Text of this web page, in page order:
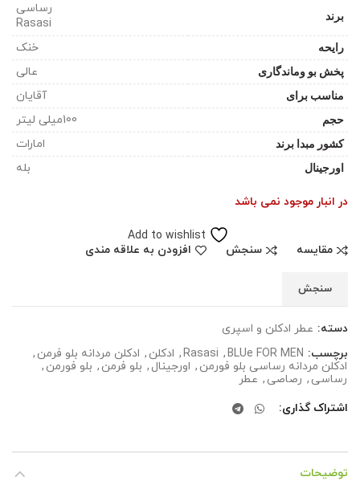
برند
رساسی
Rasasi
رایحه خنک
پخش بو وماندگاری عالی
مناسب برای آقایان
حجم 100میلی لیتر
کشور مبدا برند امارات
اورجینال بله
در انبار موجود نمی باشد
Add to wishlist
مقایسه
سنجش افزودن به علاقه مندی
سنجش
دسته: عطر ادکلن و اسپری
برچسب: BLUe FOR MEN
,
Rasasi
, ادکلن , ادکلن مردانه بلو فرمن ,
ادکلن مردانه رساسی بلو فورمن , اورجینال , بلو فرمن , بلو فورمن ,
رساسی , رصاصی , عطر
اشتراک گذاری
توضیحات